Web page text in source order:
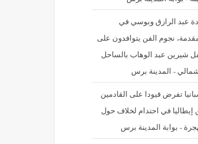
عبد الرازق وبوسي في
نجوم الفن يتوافدون على
شيرين عبد الوهاب بالساحل
- المدينة برس
تفرض قيودا على القادمين
إيطاليا في احتدام لخلاف حول
- بوابة المدينة برس